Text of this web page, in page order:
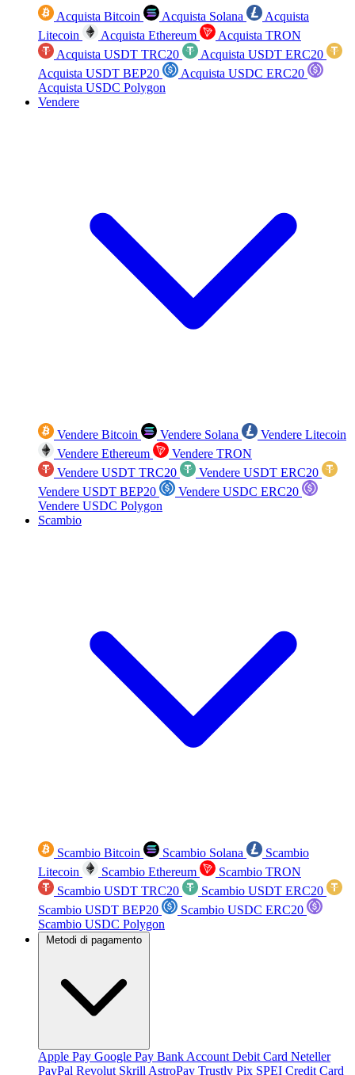
Acquista Bitcoin Acquista Solana
Acquista
Litecoin
Acquista Ethereum
Acquista TRON
Acquista USDT TRC20
Acquista USDT ERC20
Acquista USDT BEP20
Acquista USDC ERC20
Acquista USDC Polygon
Vendere
Vendere Bitcoin Vendere Solana
Vendere Litecoin
Vendere Ethereum
Vendere TRON
Vendere USDT TRC20
Vendere USDT ERC20
Vendere USDT BEP20
Vendere USDC ERC20
Vendere USDC Polygon
Scambio
Scambio Bitcoin Scambio Solana
Scambio
Litecoin
Scambio Ethereum
Scambio TRON
Scambio USDT TRC20
Scambio USDT ERC20
Scambio USDT BEP20
Scambio USDC ERC20
Scambio USDC Polygon
Metodi di pagamento
Apple Pay Google Pay Bank Account Debit Card Neteller
PayPal Revolut Skrill AstroPay Trustly Pix SPEI Credit Card